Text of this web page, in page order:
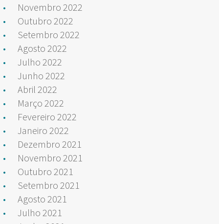
Novembro 2022
Outubro 2022
Setembro 2022
Agosto 2022
Julho 2022
Junho 2022
Abril 2022
Março 2022
Fevereiro 2022
Janeiro 2022
Dezembro 2021
Novembro 2021
Outubro 2021
Setembro 2021
Agosto 2021
Julho 2021